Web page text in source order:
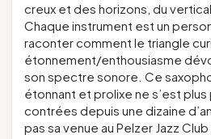
creux et des horizons, du
Chaque instrument est un
raconter comment le triangle
étonnement/enthousiasme
son spectre sonore. Ce
étonnant et prolixe ne s’est
contrées depuis une dizaine
pas sa venue au Pelzer Jazz Club